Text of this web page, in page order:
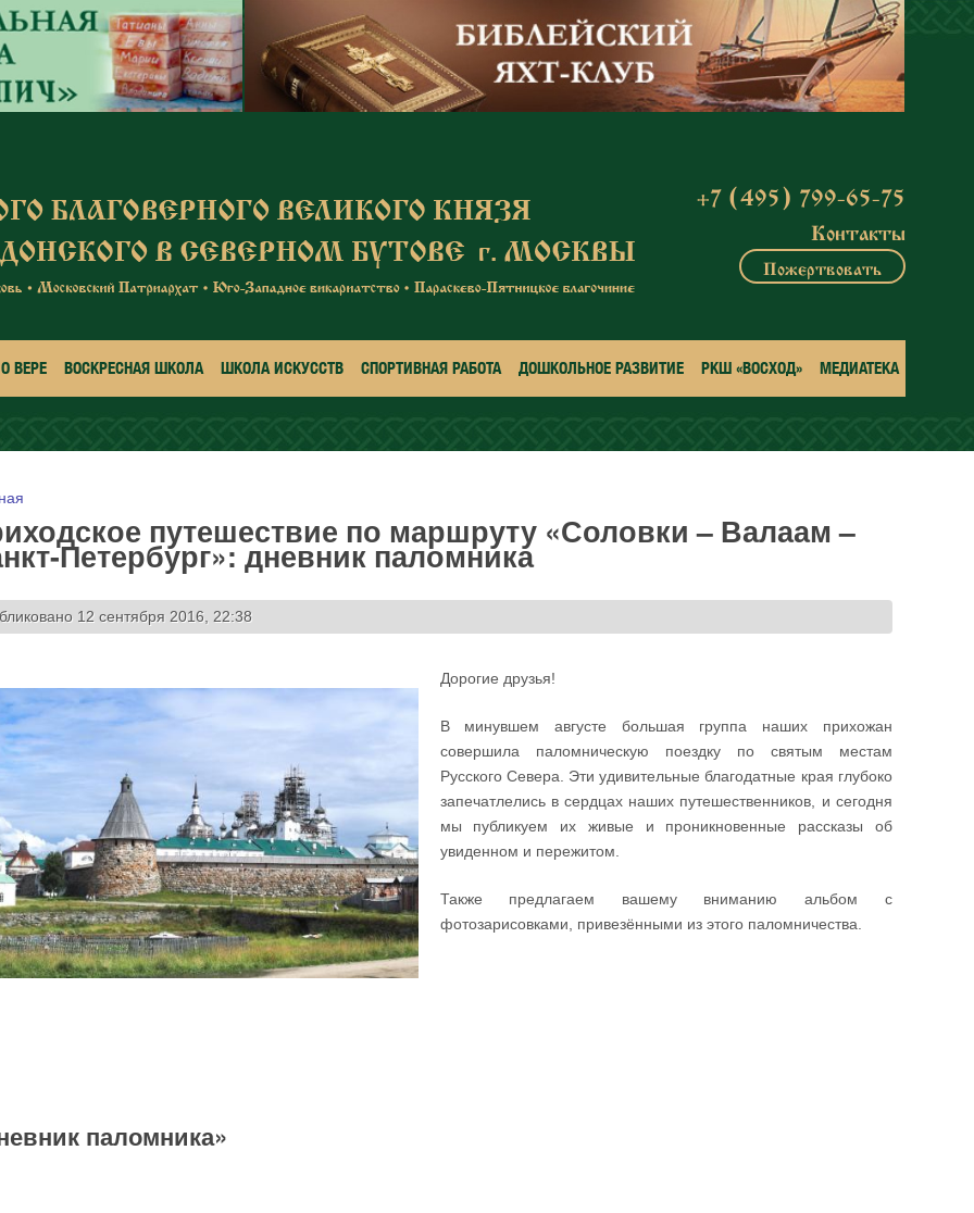
+7 (495) 799-65-75
Контакты
Пожертвовать
О ВЕРЕ ВОСКРЕСНАЯ ШКОЛА ШКОЛА ИСКУССТВ СПОРТИВНАЯ РАБОТА ДОШКОЛЬНОЕ РАЗВИТИЕ РКШ «ВОСХОД» МЕДИАТЕКА
путешествие по маршруту «Соловки – Валаам –
Петербург»: дневник паломника
12 сентября 2016, 22:38
Дорогие друзья!
В минувшем августе большая группа наших прихожан
совершила паломническую поездку по святым местам
Русского Севера. Эти удивительные благодатные края глубоко
запечатлелись в сердцах наших путешественников, и сегодня
мы публикуем их живые и проникновенные рассказы об
увиденном и пережитом.
Также предлагаем вашему вниманию альбом с
фотозарисовками, привезёнными из этого паломничества.
паломника»